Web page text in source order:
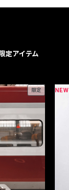
定アイテム
限定 NEW